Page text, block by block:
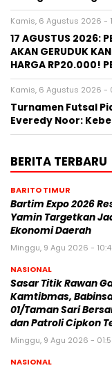
Kamis, 6 Agustus 2026 -
17 AGUSTUS 2026:
AKAN GERUDUK
HARGA RP20.000!
Kamis, 6 Agustus 2026 -
Turnamen Futsal
Everedy Noor:
BERITA TERBARU
BARITO TIMUR
Bartim Expo 2026
Yamin Targetkan
Ekonomi Daerah
Minggu, 9 Agu 2026 -
NASIONAL
Sasar Titik Rawan
Kamtibmas,
01/Taman Sari
dan Patroli Cipkon
Minggu, 9 Agu 2026 -
NASIONAL